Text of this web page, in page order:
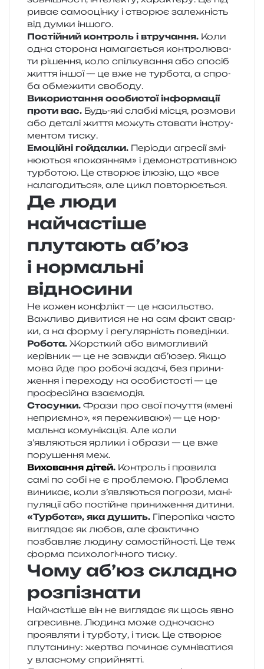
ри­ває само­оцін­ку і ство­рює зале­жність
від думки іншого.
Постійний кон­троль і втру­ча­н­ня. Коли
одна сто­ро­на нама­га­є­ться кон­тро­лю­ва­
ти ріше­н­ня, коло спіл­ку­ва­н­ня або спо­сіб
життя іншої — це вже не тур­бо­та, а спро­
ба обме­жи­ти свободу.
Використання осо­би­стої інфор­ма­ції
проти вас. Будь-які слаб­кі місця, роз­мо­ви
або дета­лі життя можуть ста­ва­ти інстру­
мен­том тиску.
Емоційні гой­дал­ки. Періоди агре­сії змі­
ню­ю­ться «пока­я­н­ням» і демон­стра­тив­ною
тур­бо­тою. Це ство­рює ілю­зію, що «все
нала­го­ди­ться», але цикл повторюється.
Де люди
найчастіше
плутають аб’юз
і нормальні
відносини
Не кожен кон­флікт — це насиль­ство.
Важливо диви­ти­ся не на сам факт свар­
ки, а на форму і регу­ляр­ність поведінки.
Робота. Жорсткий або вимо­гли­вий
керів­ник — це не зав­жди аб’юзер. Якщо
мова йде про робо­чі зада­чі, без при­ни­
же­н­ня і пере­хо­ду на осо­би­сто­сті — це
про­фе­сій­на взаємодія.
Стосунки. Фрази про свої почу­т­тя («мені
непри­єм­но», «я пере­жи­ваю») — це нор­
маль­на кому­ні­ка­ція. Але коли
з’являються ярли­ки і обра­зи — це вже
пору­ше­н­ня меж.
Виховання дітей. Контроль і пра­ви­ла
самі по собі не є про­бле­мою. Проблема
вини­кає, коли з’являються погро­зи, мані­
пу­ля­ції або постій­не при­ни­же­н­ня дитини.
«Турбота», яка душить. Гіперопіка часто
вигля­дає як любов, але факти­чно
позбав­ляє люди­ну само­стій­но­сті. Це теж
форма пси­хо­ло­гі­чно­го тиску.
Чому аб’юз складно
розпізнати
Найчастіше він не вигля­дає як щось явно
агре­сив­не. Людина може одно­ча­сно
про­яв­ля­ти і тур­бо­ту, і тиск. Це ство­рює
плу­та­ни­ну: жер­тва почи­нає сум­ні­ва­ти­ся
у вла­сно­му сприйнятті.